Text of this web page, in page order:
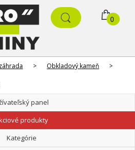
0
> Obkladový kameň >
panel
produkty
Kategórie